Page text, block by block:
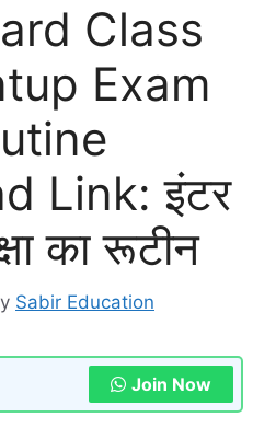
Class
Exam
Link: इंटर
का रूटीन
Sabir Education
Join Now